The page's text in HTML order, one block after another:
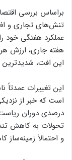
براساس بررسی
تنش‌های تجاری و
عملکرد هفتگی خود
هفته جاری، ارزش
این افت،
این تغییرات عمدتاً
درصدی دوران
تحولات به کاهش
و احتمالاً